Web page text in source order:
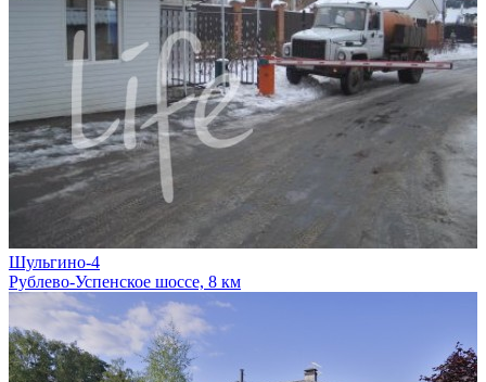
Шульгино-4
Рублево-Успенское шоссе, 8 км